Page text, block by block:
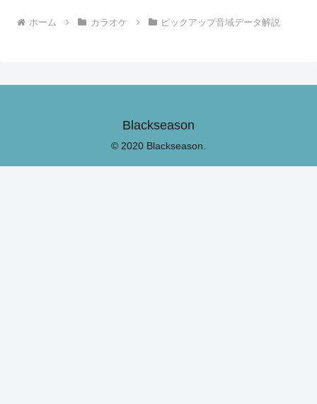
ホーム カラオケ ピックアップ音域データ解説
Blackseason
© 2020 Blackseason.